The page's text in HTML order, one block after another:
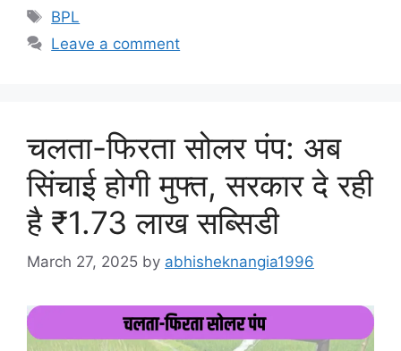
Tags
BPL
Leave a comment
चलता-फिरता सोलर पंप: अब
सिंचाई होगी मुफ्त, सरकार दे रही
है ₹1.73 लाख सब्सिडी
March 27, 2025 by abhisheknangia1996